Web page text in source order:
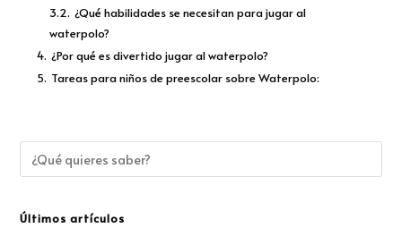
3.2. ¿Qué habilidades se necesitan para jugar al
waterpolo?
4. ¿Por qué es divertido jugar al waterpolo?
5. Tareas para niños de preescolar sobre Waterpolo:
Últimos artículos